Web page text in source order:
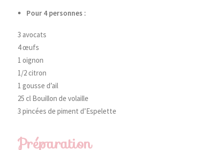
Pour 4 personnes :
3 avocats
4 œufs
1 oignon
1/2 citron
1 gousse d’ail
25 cl Bouillon de volaille
3 pincées de piment d’Espelette
Préparation